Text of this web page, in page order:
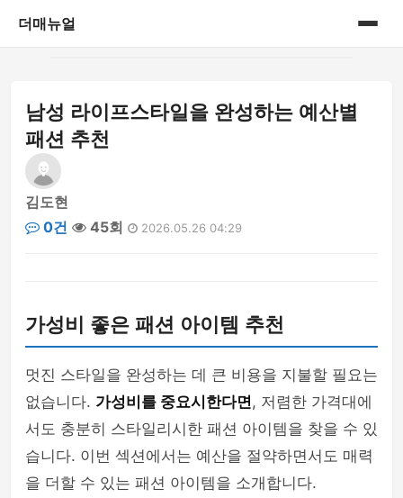
더매뉴얼
게시판
남성 라이프스타일을 완성하는 예산별
패션 추천
김도현
0건
45회 2026.05.26 04:29
가성비 좋은 패션 아이템 추천
멋진 스타일을 완성하는 데 큰 비용을 지불할 필요는
없습니다. 가성비를 중요시한다면, 저렴한 가격대에
서도 충분히 스타일리시한 패션 아이템을 찾을 수 있
습니다. 이번 섹션에서는 예산을 절약하면서도 매력
을 더할 수 있는 패션 아이템을 소개합니다.